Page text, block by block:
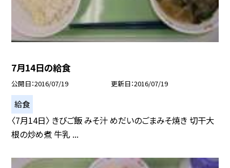
7月14日の給食
公開日 2016/07/19 更新日 2016/07/19
給食
〈7月14日〉 きびご飯 みそ汁 めだいのごまみそ焼き 切干大
根の炒め煮 牛乳 ...